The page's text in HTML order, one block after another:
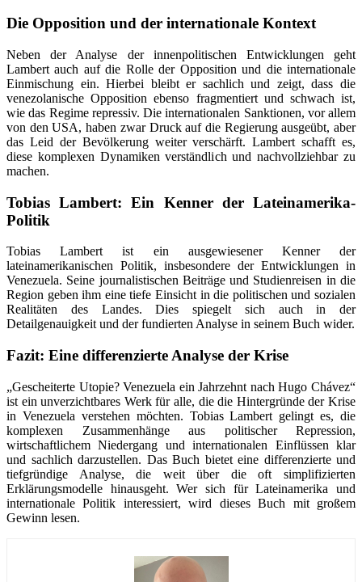
Die Opposition und der internationale Kontext
Neben der Analyse der innenpolitischen Entwicklungen geht
Lambert auch auf die Rolle der Opposition und die internationale
Einmischung ein. Hierbei bleibt er sachlich und zeigt, dass die
venezolanische Opposition ebenso fragmentiert und schwach ist,
wie das Regime repressiv. Die internationalen Sanktionen, vor allem
von den USA, haben zwar Druck auf die Regierung ausgeübt, aber
das Leid der Bevölkerung weiter verschärft. Lambert schafft es,
diese komplexen Dynamiken verständlich und nachvollziehbar zu
machen.
Tobias Lambert: Ein Kenner der Lateinamerika-
Politik
Tobias Lambert ist ein ausgewiesener Kenner der
lateinamerikanischen Politik, insbesondere der Entwicklungen in
Venezuela. Seine journalistischen Beiträge und Studienreisen in die
Region geben ihm eine tiefe Einsicht in die politischen und sozialen
Realitäten des Landes. Dies spiegelt sich auch in der
Detailgenauigkeit und der fundierten Analyse in seinem Buch wider.
Fazit: Eine differenzierte Analyse der Krise
„Gescheiterte Utopie? Venezuela ein Jahrzehnt nach Hugo Chávez“
ist ein unverzichtbares Werk für alle, die die Hintergründe der Krise
in Venezuela verstehen möchten. Tobias Lambert gelingt es, die
komplexen Zusammenhänge aus politischer Repression,
wirtschaftlichem Niedergang und internationalen Einflüssen klar
und sachlich darzustellen. Das Buch bietet eine differenzierte und
tiefgründige Analyse, die weit über die oft simplifizierten
Erklärungsmodelle hinausgeht. Wer sich für Lateinamerika und
internationale Politik interessiert, wird dieses Buch mit großem
Gewinn lesen.